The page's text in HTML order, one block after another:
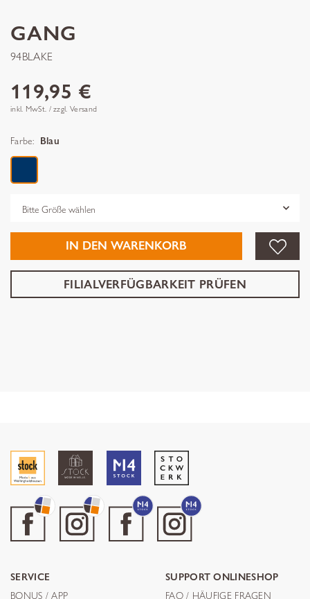
GANG
94BLAKE
119,95 €
inkl. MwSt. / zzgl. Versand
Farbe: Blau
IN DEN WARENKORB
FILIALVERFÜGBARKEIT PRÜFEN
SERVICE
BONUS / APP
SUPPORT ONLINESHOP
FAQ / HÄUFIGE FRAGEN